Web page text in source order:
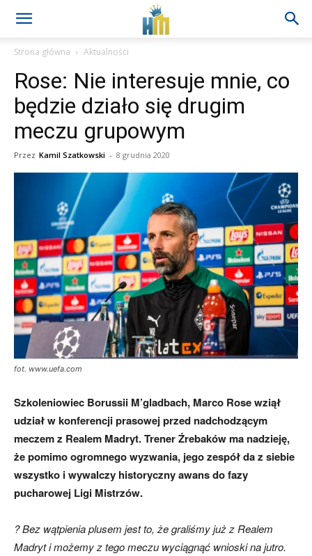
Strona główna Aktualności
Rose: Nie interesuje mnie, co
będzie działo się drugim
meczu grupowym
Przez Kamil Szatkowski - 8 grudnia 2020
fot. www.uefa.com
Szkoleniowiec Borussii M’gladbach, Marco Rosewziął
udział w konferencji prasowej przed nadchodzącym
meczem z Realem Madryt. Trener Źrebaków ma nadzieję,
że pomimo ogromnego wyzwania, jego zespół da z siebie
wszystko i wywalczy historyczny awans do fazy
pucharowej Ligi Mistrzów.
? Bez wątpienia plusem jest to, że graliśmy już z Realem
Madryt i możemy z tego meczu wyciągnąć wnioski na jutro.